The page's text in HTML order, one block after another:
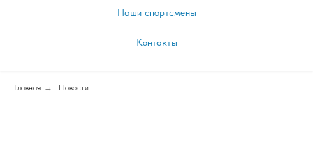
Наши спортсмены
Контакты
Главная → Новости